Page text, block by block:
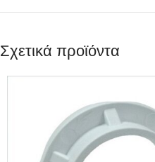
Σχετικά προϊόντα